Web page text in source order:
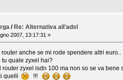
/Re: Alternativa all'adsl
2007, 13:17:31 »
anche se mi rode spendere altri euro..
tu quale zyxel hai?
zyxel isdn 100 ma non so se va
quelli
!!!